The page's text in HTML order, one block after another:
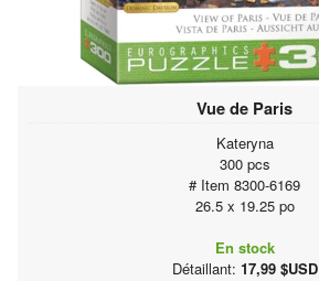
Vue de Paris
Kateryna
300 pcs
# Item 8300-6169
26.5 x 19.25 po
En stock
Détaillant: 17,99 $USD